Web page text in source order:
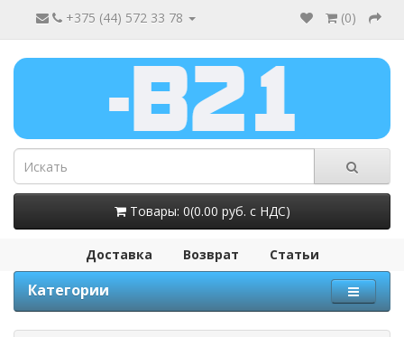
+375 (44) 572 33 78 (0)
Товары: 0(0.00 руб. с НДС)
Доставка Возврат Статьи
Категории